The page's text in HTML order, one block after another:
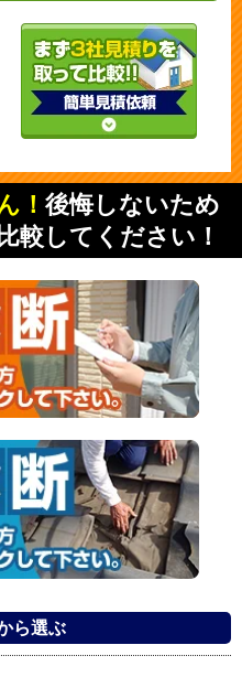
！ 後悔しないため
較してください！
ら選ぶ